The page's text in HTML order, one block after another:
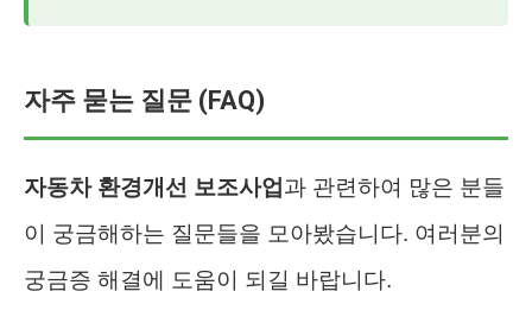
자주 묻는 질문 (FAQ)
자동차 환경개선 보조사업 과 관련하여 많은 분들
이 궁금해하는 질문들을 모아봤습니다. 여러분의
궁금증 해결에 도움이 되길 바랍니다.